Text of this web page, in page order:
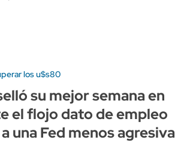
los u$s80
su mejor semana en
el flojo dato de empleo
una Fed menos agresiva